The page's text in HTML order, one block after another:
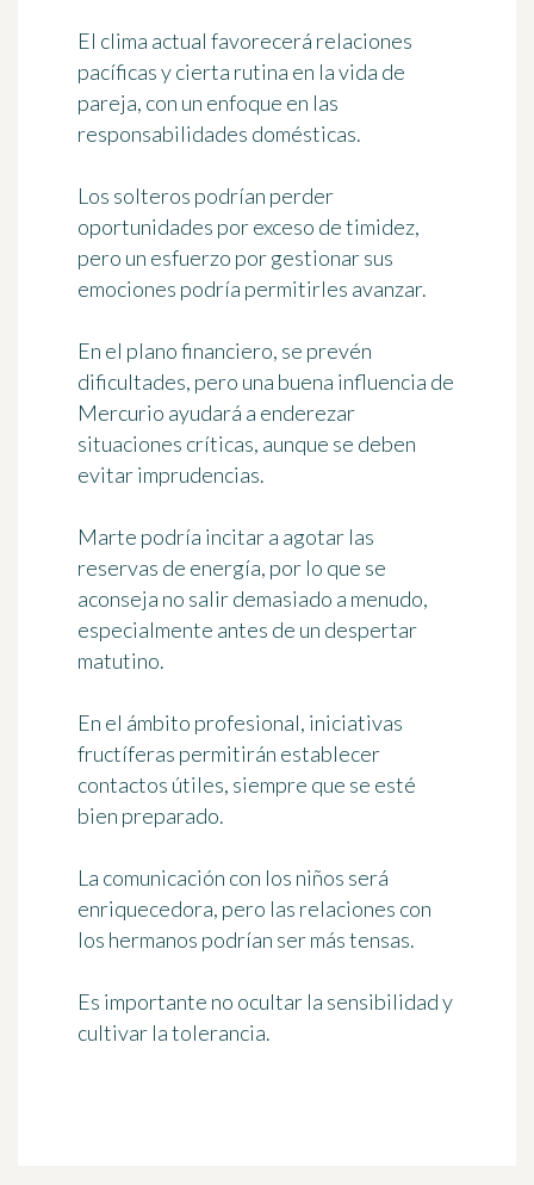
El clima actual favorecerá relaciones
pacíficas y cierta rutina en la vida de
pareja, con un enfoque en las
responsabilidades domésticas.
Los solteros podrían perder
oportunidades por exceso de timidez,
pero un esfuerzo por gestionar sus
emociones podría permitirles avanzar.
En el plano financiero, se prevén
dificultades, pero una buena influencia de
Mercurio ayudará a enderezar
situaciones críticas, aunque se deben
evitar imprudencias.
Marte podría incitar a agotar las
reservas de energía, por lo que se
aconseja no salir demasiado a menudo,
especialmente antes de un despertar
matutino.
En el ámbito profesional, iniciativas
fructíferas permitirán establecer
contactos útiles, siempre que se esté
bien preparado.
La comunicación con los niños será
enriquecedora, pero las relaciones con
los hermanos podrían ser más tensas.
Es importante no ocultar la sensibilidad y
cultivar la tolerancia.